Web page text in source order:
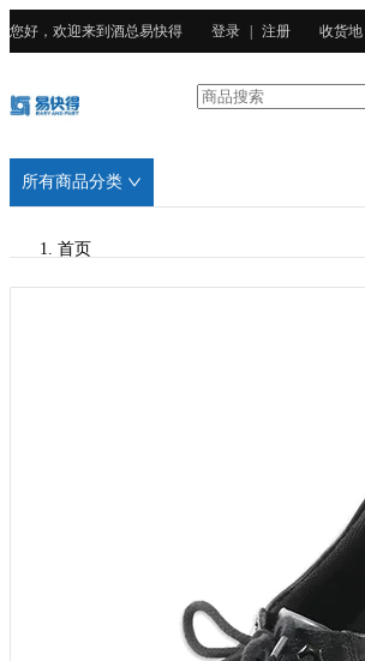
您好，欢迎来到酒总易快得 登录 注册 收货地
所有商品分类
首页